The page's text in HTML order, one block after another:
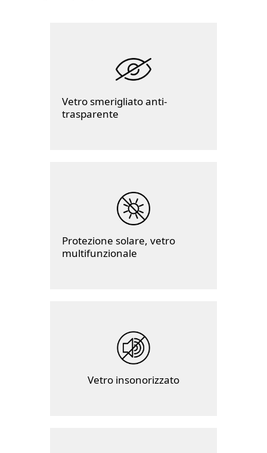
Vetro smerigliato anti-
trasparente
Protezione solare, vetro
multifunzionale
Vetro insonorizzato